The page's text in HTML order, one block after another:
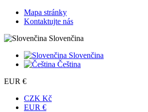
Mapa stránky
Kontaktujte nás
Slovenčina
Slovenčina
Čeština
EUR €
CZK Kč
EUR €